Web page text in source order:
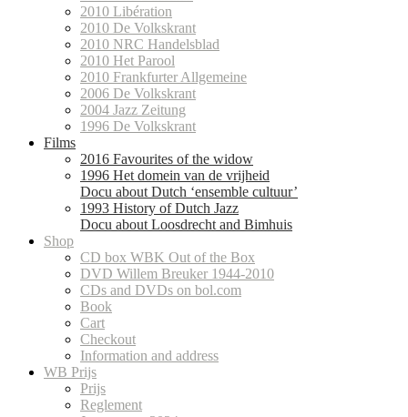
2010 Libération
2010 De Volkskrant
2010 NRC Handelsblad
2010 Het Parool
2010 Frankfurter Allgemeine
2006 De Volkskrant
2004 Jazz Zeitung
1996 De Volkskrant
Films
2016 Favourites of the widow
1996 Het domein van de vrijheid
Docu about Dutch ‘ensemble cultuur’
1993 History of Dutch Jazz
Docu about Loosdrecht and Bimhuis
Shop
CD box WBK Out of the Box
DVD Willem Breuker 1944-2010
CDs and DVDs on bol.com
Book
Cart
Checkout
Information and address
WB Prijs
Prijs
Reglement